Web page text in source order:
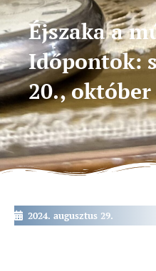
Éjszaka a
Időpontok:
20., október
2024. augusztus 29.